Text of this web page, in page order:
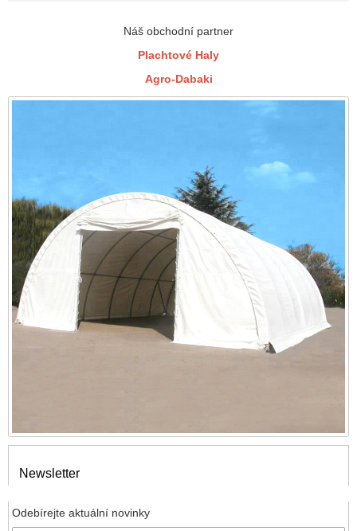
Náš obchodní partner
Plachtové Haly
Agro-Dabaki
Newsletter
Odebírejte aktuální novinky